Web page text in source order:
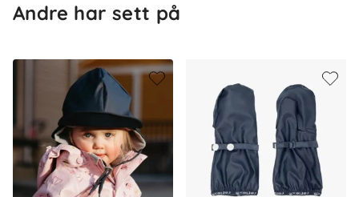
Regulerbar hakestropp
Innvendig navnelapp
Sertifiseringer
OEKO-TEX® Standard 100, klasse 1
Materiale
100 % polyuretan
Andre har sett på